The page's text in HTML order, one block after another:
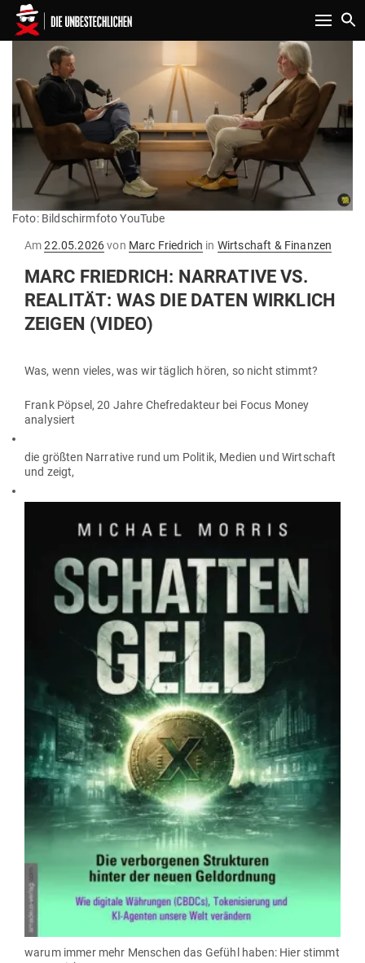
Toggle
Foto: Bildschirmfoto YouTube
AmGepostet
22.05.2026von Marc Friedrich in Wirtschaft & Finanzen
MARC FRIEDRICH: NAR­RATIVE VS.
REA­LITÄT: WAS DIE DATEN WIRKLICH
ZEIGEN (VIDEO)
Was, wenn vieles, was wir täglich hören, so nicht stimmt?
Frank Pöpsel, 20 Jahre Chef­re­dakteur bei Focus Money
analysiert
die größten Nar­rative rund um Politik, Medien und Wirt­schaft
und zeigt,
warum immer mehr Men­schen das Gefühl haben: Hier stimmt